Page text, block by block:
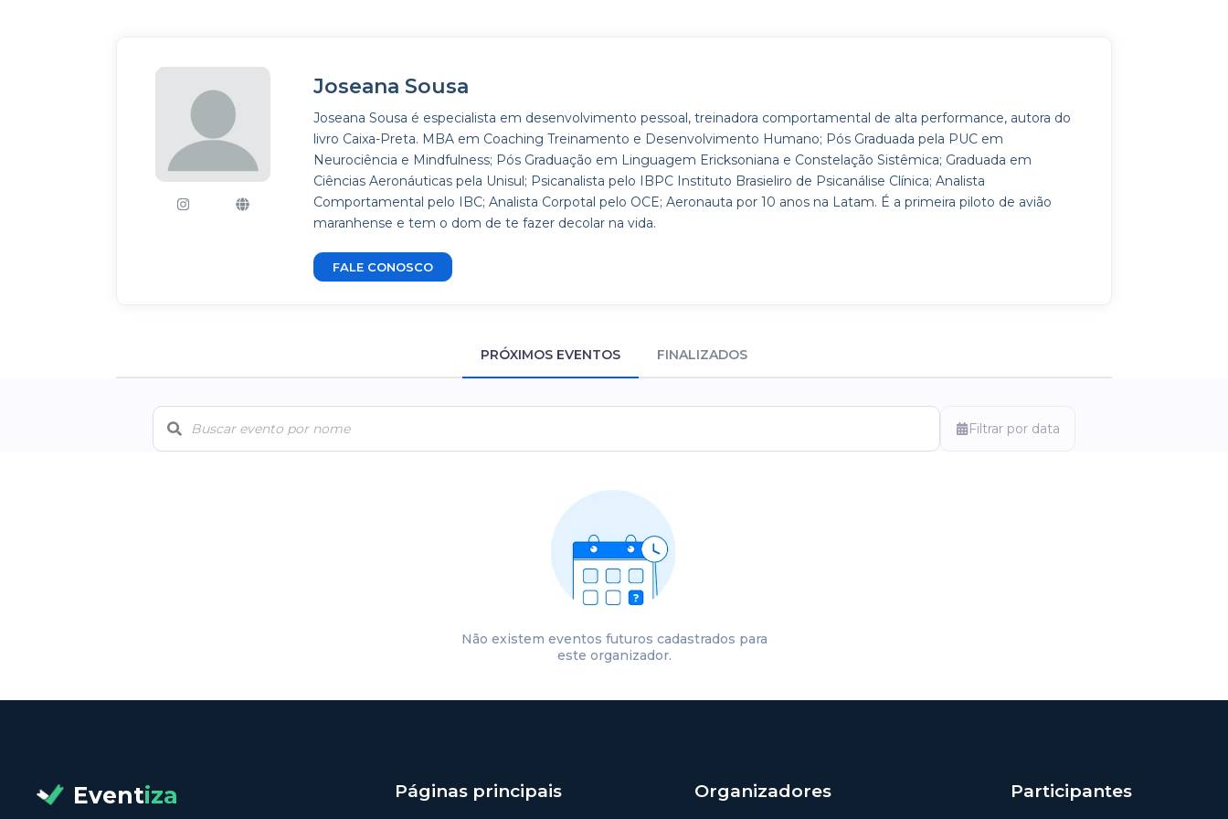
Joseana Sousa
Joseana Sousa é especialista em desenvolvimento pessoal, treinadora comportamental de alta performance, autora do
livro Caixa-Preta. MBA em Coaching Treinamento e Desenvolvimento Humano; Pós Graduada pela PUC em
Neurociência e Mindfulness; Pós Graduação em Linguagem Ericksoniana e Constelação Sistêmica; Graduada em
Ciências Aeronáuticas pela Unisul; Psicanalista pelo IBPC Instituto Brasieliro de Psicanálise Clínica; Analista
Comportamental pelo IBC; Analista Corpotal pelo OCE; Aeronauta por 10 anos na Latam. É a primeira piloto de avião
maranhense e tem o dom de te fazer decolar na vida.
FALE CONOSCO
PRÓXIMOS EVENTOS FINALIZADOS
Filtrar por data
Não existem eventos futuros cadastrados para
este organizador.
Eventiza Páginas principais Organizadores Participantes